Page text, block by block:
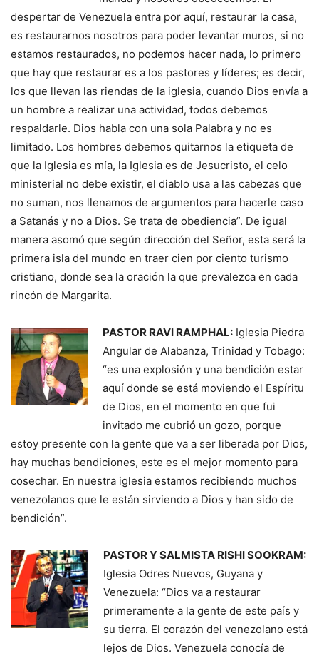
despertar de Venezuela entra por aquí, restaurar la casa,
es restaurarnos nosotros para poder levantar muros, si no
estamos restaurados, no podemos hacer nada, lo primero
que hay que restaurar es a los pastores y líderes; es decir,
los que llevan las riendas de la iglesia, cuando Dios envía a
un hombre a realizar una actividad, todos debemos
respaldarle. Dios habla con una sola Palabra y no es
limitado. Los hombres debemos quitarnos la etiqueta de
que la Iglesia es mía, la Iglesia es de Jesucristo, el celo
ministerial no debe existir, el diablo usa a las cabezas que
no suman, nos llenamos de argumentos para hacerle caso
a Satanás y no a Dios. Se trata de obediencia”. De igual
manera asomó que según dirección del Señor, esta será la
primera isla del mundo en traer cien por ciento turismo
cristiano, donde sea la oración la que prevalezca en cada
rincón de Margarita.
PASTOR RAVI RAMPHAL: Iglesia Piedra
Angular de Alabanza, Trinidad y Tobago:
“es una explosión y una bendición estar
aquí donde se está moviendo el Espíritu
de Dios, en el momento en que fui
invitado me cubrió un gozo, porque
estoy presente con la gente que va a ser liberada por Dios,
hay muchas bendiciones, este es el mejor momento para
cosechar. En nuestra iglesia estamos recibiendo muchos
venezolanos que le están sirviendo a Dios y han sido de
bendición”.
PASTOR Y SALMISTA RISHI SOOKRAM:
Iglesia Odres Nuevos, Guyana y
Venezuela: “Dios va a restaurar
primeramente a la gente de este país y
su tierra. El corazón del venezolano está
lejos de Dios. Venezuela conocía de